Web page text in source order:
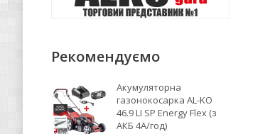
Рекомендуємо
Акумуляторна
газонокосарка AL-KO
46.9 LI SP Energy Flex (з
АКБ 4А/год)